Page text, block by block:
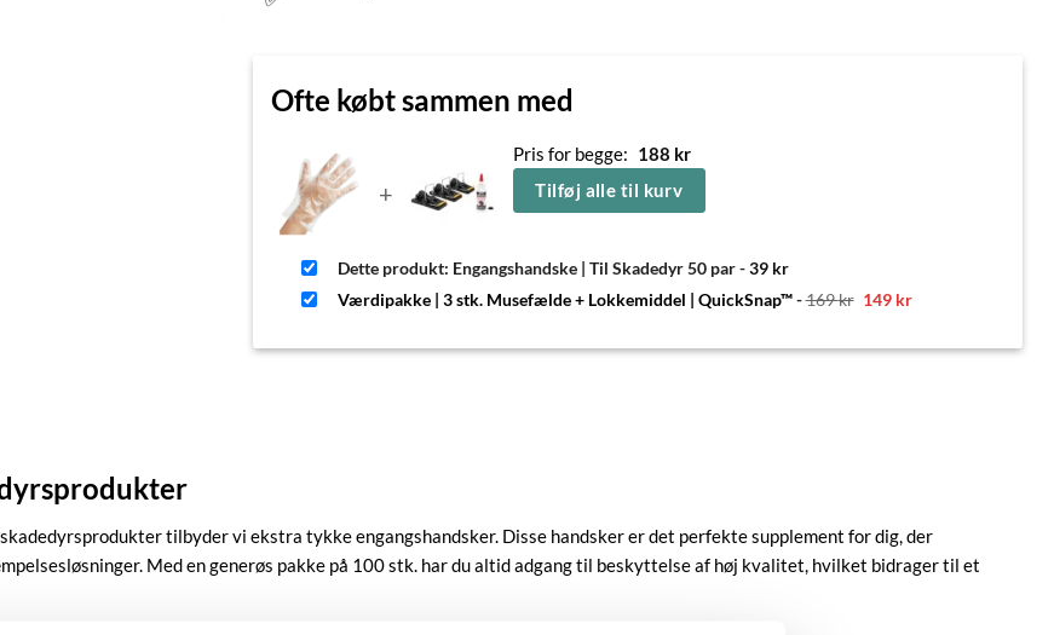
Ofte købt sammen med
+
Pris for begge: 188 kr
Tilføj alle til kurv
Dette produkt: Engangshandske | Til Skadedyr 50 par-39 kr
Værdipakke | 3 stk. Musefælde + Lokkemiddel | QuickSnap™-169kr Den
oprindelige
169 kr.
149 krDen
149 kr.
tilbyder vi ekstra tykke engangshandsker. Disse handsker er det perfekte supplement for dig, der
Med en generøs pakke på 100 stk. har du altid adgang til beskyttelse af høj kvalitet, hvilket bidrager til et